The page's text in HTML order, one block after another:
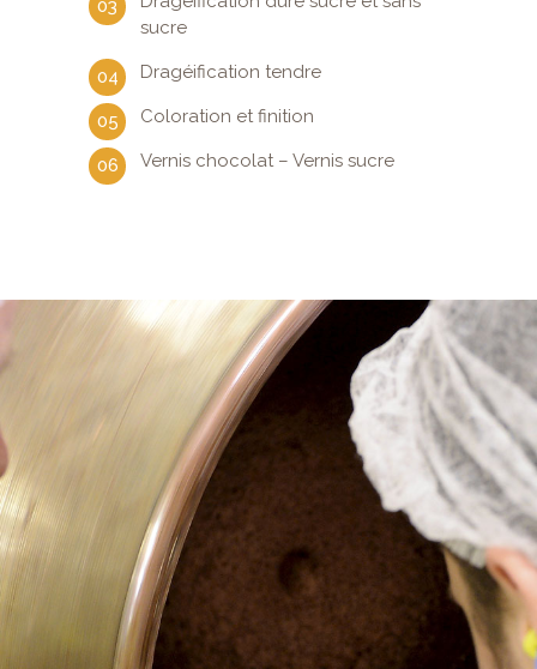
sucre
Dragéification tendre
Coloration et finition
Vernis chocolat – Vernis sucre